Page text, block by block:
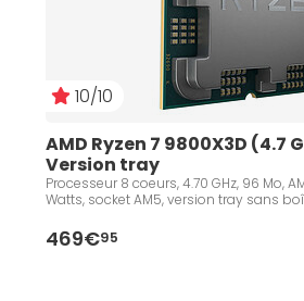
10/10
AMD Ryzen 7 9800X3D (4.7
Version tray
Processeur 8 coeurs, 4.70 GHz, 96 Mo,
Watts, socket AM5, version tray sans
469€95